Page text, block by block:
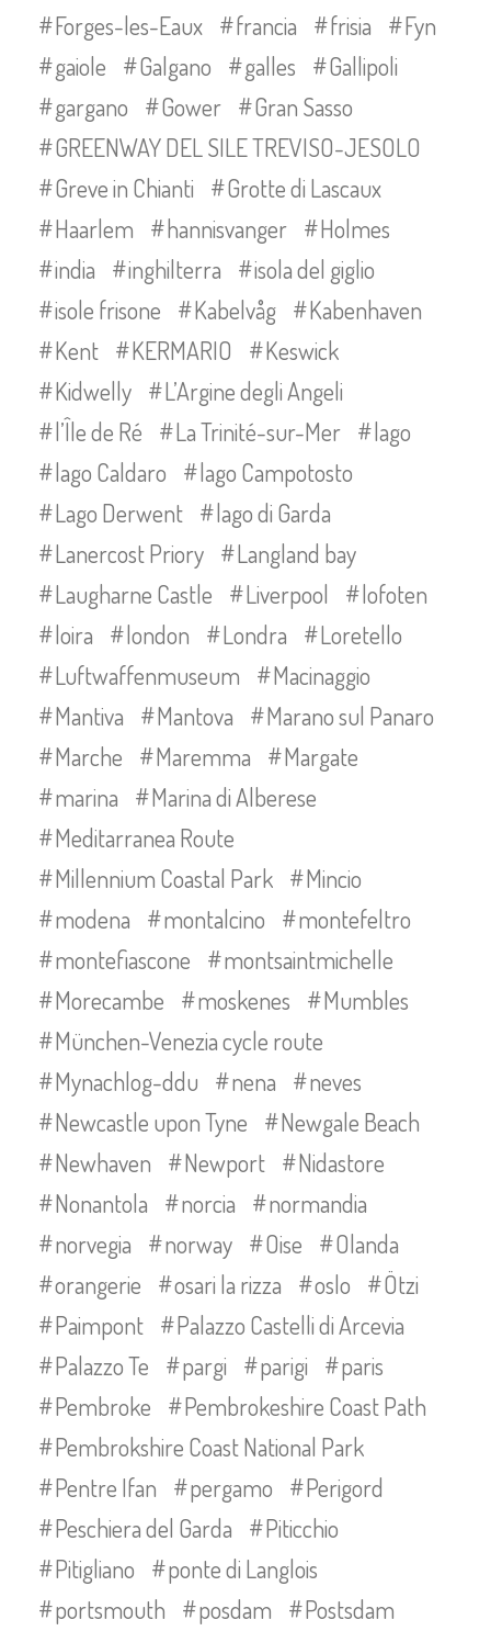
Forges-les-Eaux
francia frisia
Fyn
gaiole
Galgano galles
Gallipoli
gargano
Gower
Gran Sasso
GREENWAY DEL SILE TREVISO-JESOLO
Greve in Chianti
Grotte di Lascaux
Haarlem
hannisvanger
Holmes
india
inghilterra
isola del giglio
isole frisone
Kabelvåg
Kabenhaven
Kent
KERMARIO
Keswick
Kidwelly
L’Argine degli Angeli
l’Île de Ré
La Trinité-sur-Mer
lago
lago Caldaro
lago Campotosto
Lago Derwent
lago di Garda
Lanercost Priory
Langland bay
Laugharne Castle
Liverpool
lofoten
loira
london Londra
Loretello
Luftwaffenmuseum
Macinaggio
Mantiva
Mantova
Marano sul Panaro
Marche
Maremma
Margate
marina
Marina di Alberese
Meditarranea Route
Millennium Coastal Park
Mincio
modena
montalcino
montefeltro
montefiascone
montsaintmichelle
Morecambe
moskenes
Mumbles
München-Venezia cycle route
Mynachlog-ddu
nena
neves
Newcastle upon Tyne
Newgale Beach
Newhaven
Newport
Nidastore
Nonantola
norcia
normandia
norvegia
norway Oise
Olanda
orangerie
osari la rizza oslo
Ötzi
Paimpont
Palazzo Castelli di Arcevia
Palazzo Te
pargi parigi
paris
Pembroke
Pembrokeshire Coast Path
Pembrokshire Coast National Park
Pentre Ifan
pergamo
Perigord
Peschiera del Garda
Piticchio
Pitigliano
ponte di Langlois
portsmouth
posdam
Postsdam